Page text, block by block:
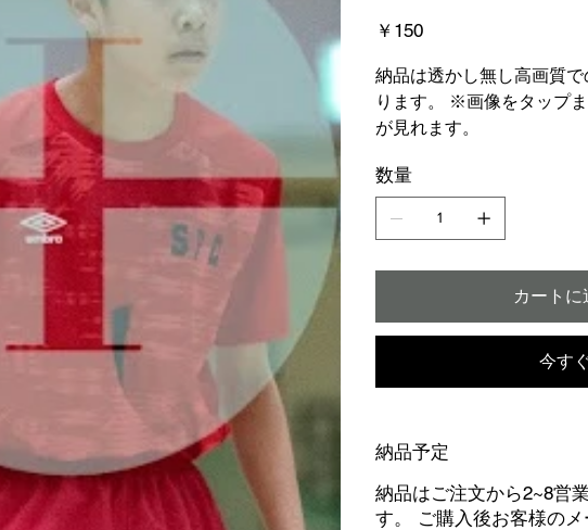
価
格
￥150
納品は透かし無し高画質
ります。 ※画像をタップ
が見れます。
数量
カートに
今す
納品予定
納品はご注文から2~8営
す。 ご購入後お客様の